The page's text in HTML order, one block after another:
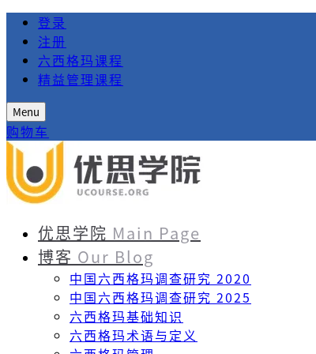
登录
注册
六西格玛课程
精益管理课程
Menu
购物车
优思学院 Main Page
博客 Our Blog
中国六西格玛调查研究 2020
中国六西格玛调查研究 2025
六西格玛基础知识
六西格玛术语与定义